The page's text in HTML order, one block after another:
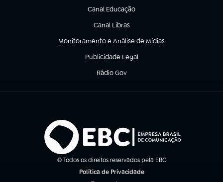
Canal Educação
(abre em nova aba)
Canal Libras
(abre em nova aba)
Monitoramento e Análise de Mídias
(abre em nova aba)
Publicidade Legal
(abre em nova aba)
Rádio Gov
(abre em nova aba)
© Todos os direitos reservados pela EBC
Política de Privacidade